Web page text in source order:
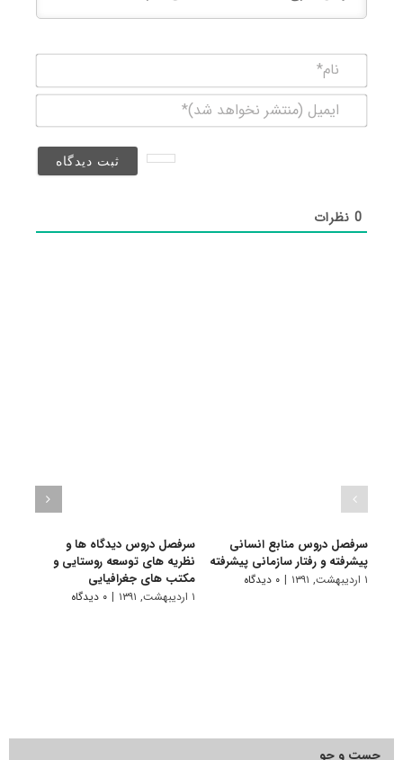
(منتشر
0نظرات
سرفصل دروس منابع انسانی
پیشرفته و رفتار سازمانی پیشرفته
۱ اردیبهشت, ۱۳۹۱ | ۰ دیدگاه
سرفصل دروس دیدگاه ها و
نظریه های توسعه روستایی و
مکتب های جغرافیایی
۱ اردیبهشت, ۱۳۹۱ | ۰ دیدگاه
جست و جو